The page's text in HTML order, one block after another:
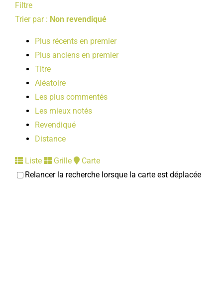
Filtre
Trier par : Non revendiqué
Plus récents en premier
Plus anciens en premier
Titre
Aléatoire
Les plus commentés
Les mieux notés
Revendiqué
Distance
Liste Grille
Carte
Relancer la recherche lorsque la carte est déplacée